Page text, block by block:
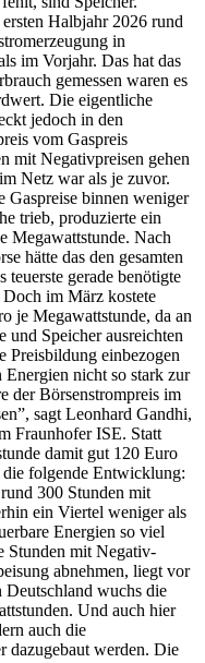
Halbjahr 2026 rund
in
im Vorjahr. Das hat das
gemessen waren es
Die eigentliche
jedoch in den
vom Gaspreis
mit Negativpreisen gehen
Netz war als je zuvor.
binnen weniger
trieb, produzierte ein
Megawattstunde. Nach
hätte das den gesamten
teuerste gerade benötigte
im März kostete
je Megawattstunde, da an
und Speicher ausreichten
Preisbildung einbezogen
Energien nicht so stark zur
der Börsenstrompreis im
sagt Leonhard Gandhi,
Fraunhofer ISE. Statt
damit gut 120 Euro
die folgende Entwicklung:
300 Stunden mit
ein Viertel weniger als
Energien so viel
Stunden mit Negativ-
abnehmen, liegt vor
Deutschland wuchs die
Und auch hier
auch die
dazugebaut werden. Die